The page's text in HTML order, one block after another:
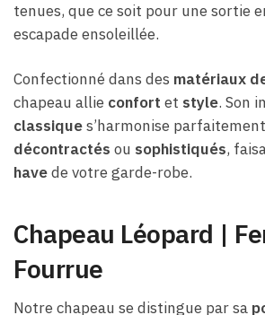
tenues, que ce soit pour une sortie
escapade ensoleillée.
Confectionné dans des matériaux
chapeau allie confort et style. Son
classiques’harmonise
décontractés ou sophistiqués,
havede votre garde-robe.
Chapeau Léopard |
Fourrue
Notre chapeau se distingue par sa